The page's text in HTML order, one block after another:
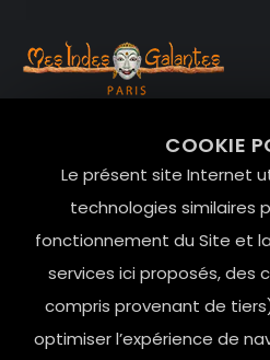
COOKIE
Le présent site Internet
technologies similaires
fonctionnement du Site et
services ici proposés, des
compris provenant de
optimiser l’expérience de
Le Marais, 75004 Paris
01.42.72.42.51